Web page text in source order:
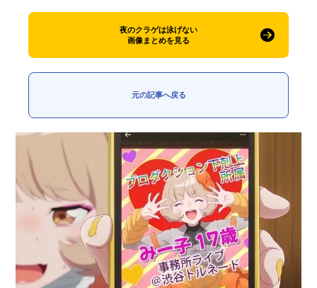
夜のクラゲは泳げない
画像まとめを見る
元の記事へ戻る